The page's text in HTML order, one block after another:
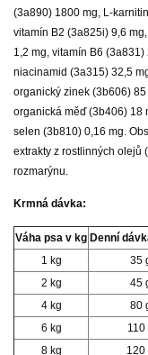
(3a890) 1800 mg, L-
vitamín B2 (3a825i) 9,6
1,2 mg, vitamín B6
niacinamid (3a315) 32,5
organický zinek (3b606)
organická měď (3b406) 18
selen (3b810) 0,16 mg.
extrakty z rostlinných olejů
rozmarýnu.
Krmná dávka:
Váha psa v kg Denní
1 kg
35
2 kg
45
4 kg
80
6 kg
110
8 kg
120